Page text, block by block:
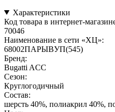
Характеристики
Код товара в интернет-
70046
Наименование в сети «ХЦ»:
68002ПAPЫBУП(545)
Бренд:
Bugatti ACC
Сезон:
Круглогодичный
Состав:
шерсть 40%, полиакрил 40%,